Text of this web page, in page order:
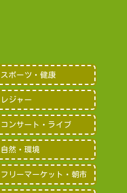
スポーツ・健康
レジャー
コンサート・ライブ
自然・環境
フリーマーケット・朝市